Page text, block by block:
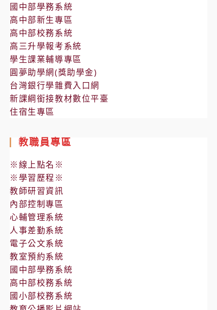
國中部學務系統
高中部新生專區
高中部校務系統
高三升學報考系統
學生課業輔導專區
圓夢助學網(獎助學金)
台灣銀行學雜費入口網
新課綱銜接教材數位平臺
住宿生專區
教職員專區
※線上點名※
※學習歷程※
教師研習資訊
內部控制專區
心輔管理系統
人事差勤系統
電子公文系統
教室預約系統
國中部學務系統
高中部校務系統
國小部校務系統